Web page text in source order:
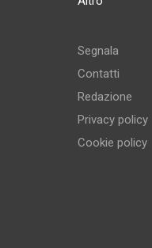
Segnala
Contatti
Redazione
Privacy policy
Cookie policy